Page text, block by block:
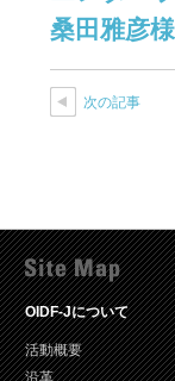
桑田雅彦様
次の記事
OIDF-Jについて
活動概要
沿革